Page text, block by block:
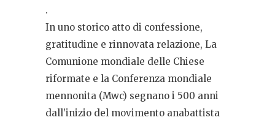
.
In uno storico atto di confessione,
gratitudine e rinnovata relazione, La
Comunione mondiale delle Chiese
riformate e la Conferenza mondiale
mennonita (Mwc) segnano i 500 anni
dall’inizio del movimento anabattista